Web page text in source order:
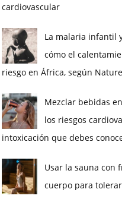
cardiovascular
La malaria infantil
cómo el
riesgo en África, según Nature
Mezclar bebidas
los riesgos
intoxicación que debes
Usar la sauna con
cuerpo para